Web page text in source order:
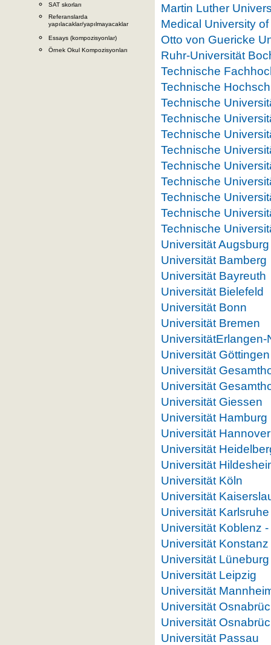
SAT skorları
Referanslarda
yapılacaklar/yapılmayacaklar
Essays (kompozisyonlar)
Örnek Okul Kompozisyonları
Martin Luther
Medical University
Otto von Guericke
Ruhr-Universität
Technische
Technische
Technische
Technische
Technische
Technische
Technische
Technische
Technische
Technische
Technische
Universität Augsburg
Universität Bamberg
Universität Bayreuth
Universität Bielefeld
Universität Bonn
Universität Bremen
UniversitätErlangen-
Universität Göttingen
Universität
Universität
Universität Giessen
Universität Hamburg
Universität Hannover
Universität
Universität
Universität Köln
Universität
Universität Karlsruhe
Universität Koblenz
Universität Konstanz
Universität Lüneburg
Universität Leipzig
Universität
Universität
Universität
Universität Passau